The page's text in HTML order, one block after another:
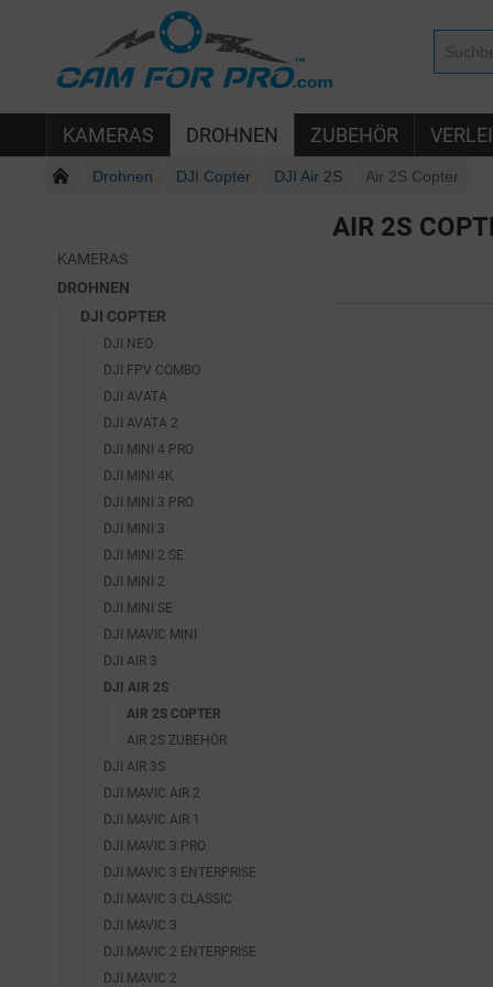
KAMERAS DROHNEN ZUBEHÖR
Drohnen DJI Copter DJI Air 2S Air 2S Copter
KAMERAS
DROHNEN
DJI COPTER
DJI NEO
DJI FPV COMBO
DJI AVATA
DJI AVATA 2
DJI MINI 4 PRO
DJI MINI 4K
DJI MINI 3 PRO
DJI MINI 3
DJI MINI 2 SE
DJI MINI 2
DJI MINI SE
DJI MAVIC MINI
DJI AIR 3
DJI AIR 2S
AIR 2S COPTER
AIR 2S ZUBEHÖR
DJI AIR 3S
DJI MAVIC AIR 2
DJI MAVIC AIR 1
DJI MAVIC 3 PRO
DJI MAVIC 3 ENTERPRISE
DJI MAVIC 3 CLASSIC
DJI MAVIC 3
DJI MAVIC 2 ENTERPRISE
DJI MAVIC 2
AIR 2S